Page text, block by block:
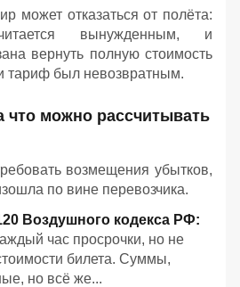
может отказаться от полёта:
вынужденным, и
вернуть полную стоимость
тариф был невозвратным.
что можно рассчитывать
возмещения убытков,
по вине перевозчика.
Воздушного кодекса РФ:
час просрочки, но не
билета. Суммы,
но всё же...